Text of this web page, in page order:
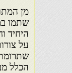
מן
שתמו
היחיד
על
הכלל